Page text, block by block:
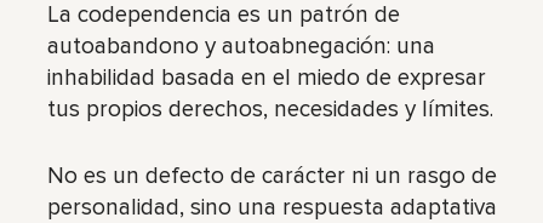
La codependencia es un patrón de
autoabandono y autoabnegación: una
inhabilidad basada en el miedo de expresar
tus propios derechos, necesidades y límites.
No es un defecto de carácter ni un rasgo de
personalidad, sino una respuesta adaptativa